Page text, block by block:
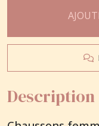
Description